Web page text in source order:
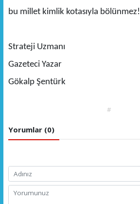
bu millet kimlik kotasıyla bölünmez!
Strateji Uzmanı
Gazeteci Yazar
Gökalp Şentürk
#
Yorumlar (0)